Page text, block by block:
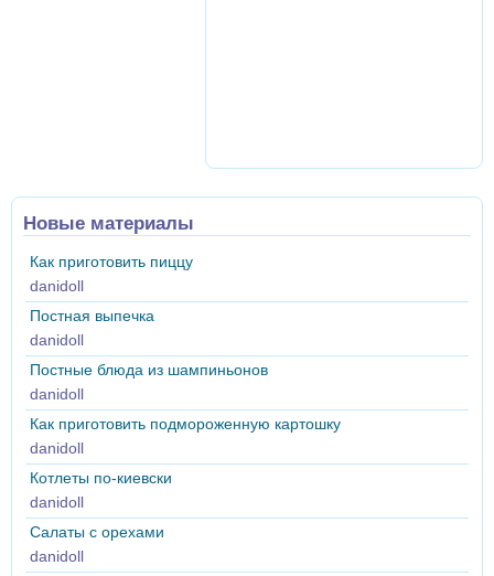
Новые материалы
Как приготовить пиццу
danidoll
Постная выпечка
danidoll
Постные блюда из шампиньонов
danidoll
Как приготовить подмороженную картошку
danidoll
Котлеты по-киевски
danidoll
Салаты с орехами
danidoll